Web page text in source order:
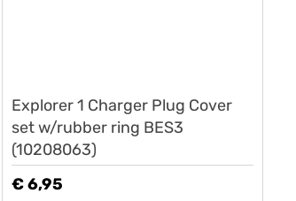
Explorer 1 Charger Plug Cover
set w/rubber ring BES3
(10208063)
€ 6,95